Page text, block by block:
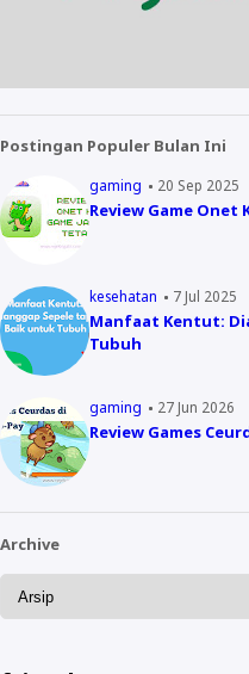
Postingan Populer Bulan Ini
gaming 20 Sep 2025
Review Game Onet
kesehatan 7 Jul 2025
Manfaat Kentut:
Tubuh
gaming 27 Jun 2026
Review Games
Archive